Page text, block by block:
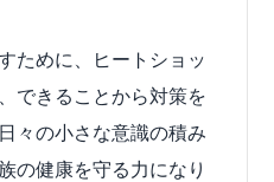
ために、ヒートショッ
できることから対策を
々の小さな意識の積み
の健康を守る力になり